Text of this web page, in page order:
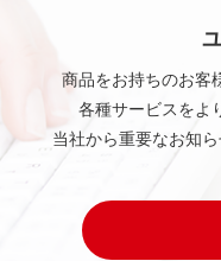
商品をお持ちのお客
各種サービスをよ
当社から重要なお知